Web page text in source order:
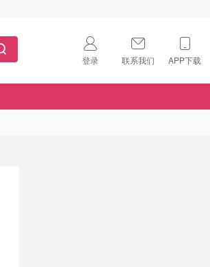
登录 联系我们 APP下载
🇺🇸